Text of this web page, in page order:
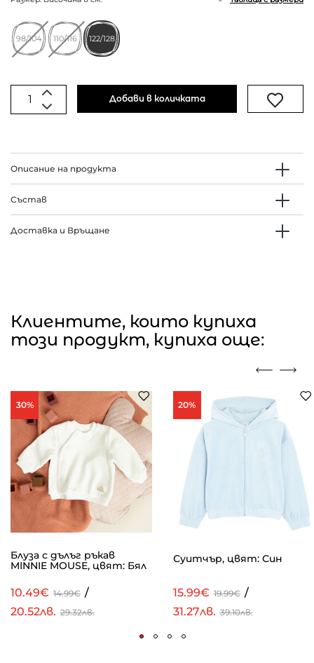
98/104 110/116 122/128
Добави в количката
Описание на продукта
Състав
Доставка и Връщане
Клиентите, които купиха
този продукт, купиха още:
30%
Блуза с дълъг ръкав
MINNIE MOUSE, цвят: Бял
10.49€ 14.99€ /
20.52лв. 29.32лв.
20%
Суитчър, цвят: Син
15.99€ 19.99€ /
31.27лв. 39.10лв.